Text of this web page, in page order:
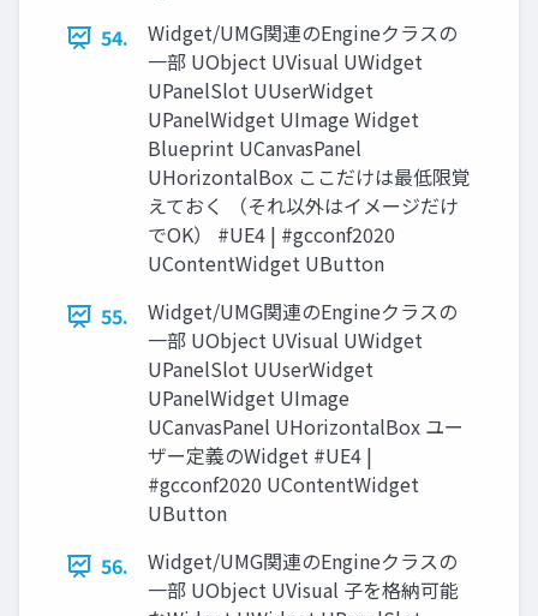
54.
Widget/UMG関連のEngineクラスの
一部 UObject UVisual UWidget
UPanelSlot UUserWidget
UPanelWidget UImage Widget
Blueprint UCanvasPanel
UHorizontalBox ここだけは最低限覚
えておく （それ以外はイメージだけ
でOK） #UE4 | #gcconf2020
UContentWidget UButton
55.
Widget/UMG関連のEngineクラスの
一部 UObject UVisual UWidget
UPanelSlot UUserWidget
UPanelWidget UImage
UCanvasPanel UHorizontalBox ユー
ザー定義のWidget #UE4 |
#gcconf2020 UContentWidget
UButton
56.
Widget/UMG関連のEngineクラスの
一部 UObject UVisual 子を格納可能